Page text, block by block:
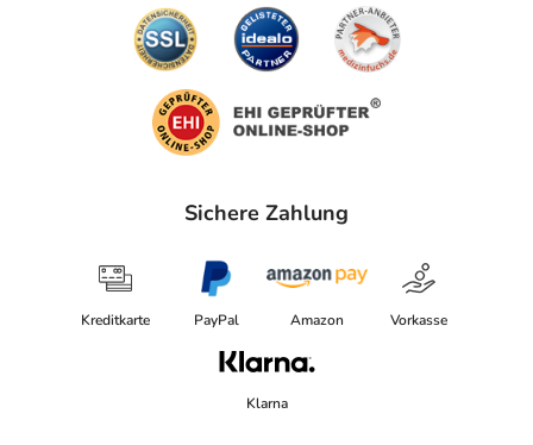
Sichere Zahlung
Kreditkarte PayPal Amazon Vorkasse
Klarna